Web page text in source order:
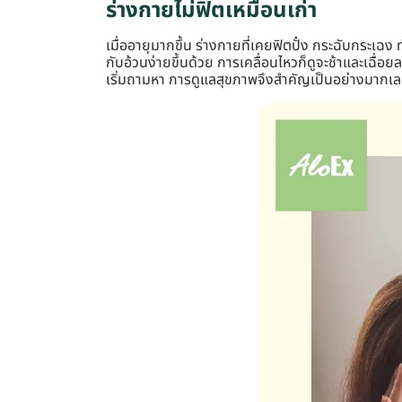
ร่างกายไม่ฟิตเหมือนเก่า
เมื่ออายุมากขึ้น ร่างกายที่เคยฟิตปั๋ง กระฉับกระเฉง
กับอ้วนง่ายขึ้นด้วย การเคลื่อนไหวก็ดูจะช้าและเฉื่อ
เริ่มถามหา การดูแลสุขภาพจึงสำคัญเป็นอย่างมากเ